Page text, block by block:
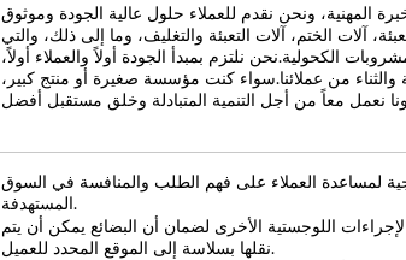
ونحن نقدم للعملاء حلول عالية الجودة وموثوق
آلات الختم، آلات التعبئة والتغليف، وما إلى ذلك، والتي
الكحولية.نحن نلتزم بمبدأ الجودة أولاً والعملاء أولاً،
والثناء من عملائنا.سواء كنت مؤسسة صغيرة أو منتج كبير،
لمساعدة العملاء على فهم الطلب والمنافسة في السوق
المستهدفة.
اللوجستية الأخرى لضمان أن البضائع يمكن أن يتم
نقلها بسلاسة إلى الموقع المحدد للعميل.